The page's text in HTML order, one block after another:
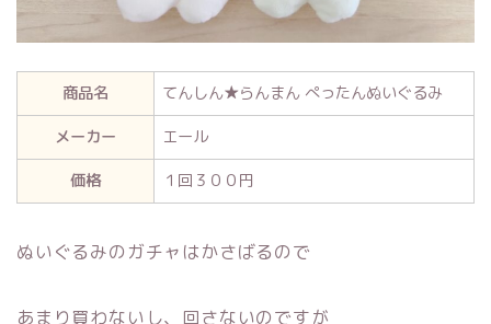
商品名
てんしん★らんまん ぺったんぬいぐるみ
メーカー
エール
価格
１回３００円
ぬいぐるみのガチャはかさばるので
あまり買わないし、回さないのですが